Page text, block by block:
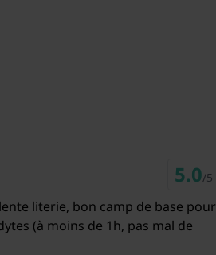
5.0/5
literie, bon camp de base pour
(à moins de 1h, pas mal de